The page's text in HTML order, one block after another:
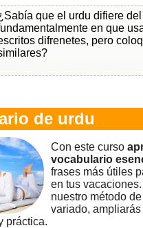
que el urdu difiere
en que
difrenetes, pero
de urdu
Con este curso
vocabulario
frases más útiles
en tus
nuestro método
variado,
práctica.